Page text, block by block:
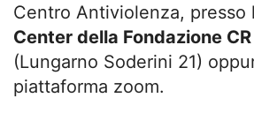
Centro Antiviolenza, presso
Center della Fondazione
(Lungarno Soderini 21)
piattaforma zoom.